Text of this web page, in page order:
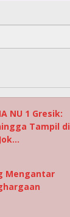
NU 1 Gresik:
Tampil di
Mengantar